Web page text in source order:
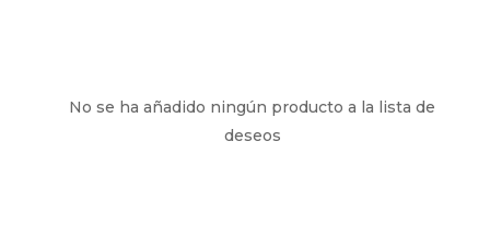
No se ha añadido ningún producto a la lista de
deseos